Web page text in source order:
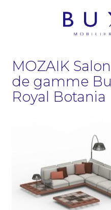
MOZAIK
de gamme
Royal Botania